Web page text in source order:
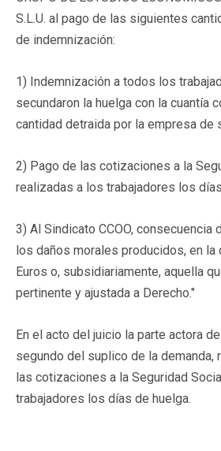
S.L.U. al pago de las siguientes
de indemnización:
1) Indemnización a todos los
secundaron la huelga con la cuantía
cantidad detraida por la empresa de
2) Pago de las cotizaciones a la
realizadas a los trabajadores los
3) Al Sindicato CCOO, consecuencia
los daños morales producidos, en la
Euros o, subsidiariamente, aquella
pertinente y ajustada a Derecho."
En el acto del juicio la parte actora
segundo del suplico de la demanda,
las cotizaciones a la Seguridad
trabajadores los días de huelga.